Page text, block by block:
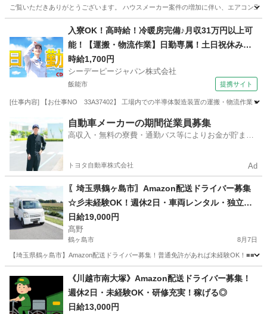
ご覧いただきありがとうございます。 ハウスメーカー案件の増加に伴い、エアコン
吉川美南駅 その他 業務委託
入寮OK！高時給！冷暖房完備♪月収31万円以上可
能！【運搬・物流作業】日勤専属！土日祝休み！
自動車通勤OK！無料送迎バスあり！
時給1,700円
シーデーピージャパン株式会社
飯能市 提携サイト
[仕事内容] 【お仕事NO 33A37402】 工場内での半導体製造装置の運搬・物流作業 ■
その他
自動車メーカーの期間従業員募集
高収入・無料の寮費・通勤バス等によりお金が貯まり
トヨタ自動車株式会社 Ad
〖埼玉県鶴ヶ島市〗Amazon配送ドライバー募集
☆彡未経験OK！週休2日・車両レンタル・独立支
援も
日給19,000円
髙野
鶴ヶ島市 8月7日
【埼玉県鶴ヶ島市】Amazon配送ドライバー募集！普通免許があれば未経験OK！■■
ドライバー
《川越市南大塚》Amazon配送ドライバー募集！
週休2日・未経験OK・研修充実！稼げる◎
日給13,000円